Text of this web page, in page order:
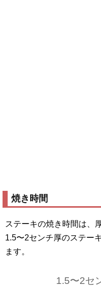
焼き時間
ステーキの焼き時間は、
1.5〜2センチ厚のステー
ます。
1.5〜2セ